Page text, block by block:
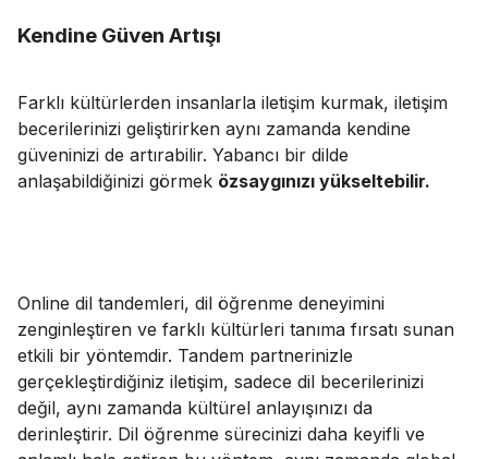
Kendine Güven Artışı
Farklı kültürlerden insanlarla iletişim kurmak, iletişim
becerilerinizi geliştirirken aynı zamanda kendine
güveninizi de artırabilir. Yabancı bir dilde
anlaşabildiğinizi görmek özsaygınızı yükseltebilir.
Online dil tandemleri, dil öğrenme deneyimini
zenginleştiren ve farklı kültürleri tanıma fırsatı sunan
etkili bir yöntemdir. Tandem partnerinizle
gerçekleştirdiğiniz iletişim, sadece dil becerilerinizi
değil, aynı zamanda kültürel anlayışınızı da
derinleştirir. Dil öğrenme sürecinizi daha keyifli ve